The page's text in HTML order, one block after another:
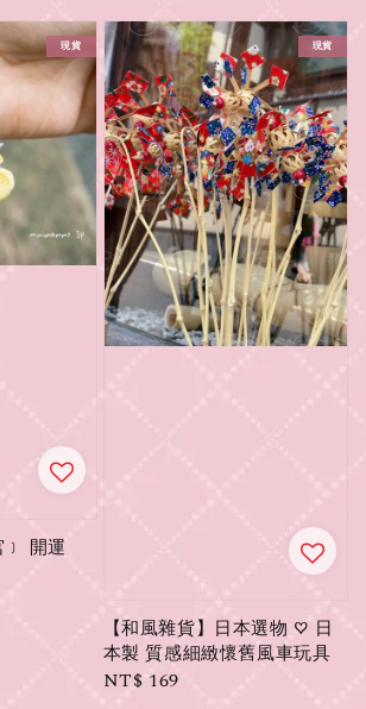
現貨
開運
現貨
【和風雜貨】日本選物 ♡ 日
本製 質感細緻懷舊風車玩具
Regular
NT$ 169